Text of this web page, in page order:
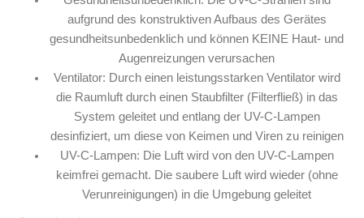
aufgrund des konstruktiven Aufbaus des Gerätes
gesundheitsunbedenklich und können KEINE Haut- und
Augenreizungen verursachen
Ventilator: Durch einen leistungsstarken Ventilator wird
die Raumluft durch einen Staubfilter (Filterfließ) in das
System geleitet und entlang der UV-C-Lampen
desinfiziert, um diese von Keimen und Viren zu reinigen
UV-C-Lampen: Die Luft wird von den UV-C-Lampen
keimfrei gemacht. Die saubere Luft wird wieder (ohne
Verunreinigungen) in die Umgebung geleitet